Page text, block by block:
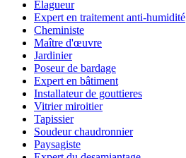
Élagueur
Expert en traitement anti-humidité
Cheministe
Maître d'œuvre
Jardinier
Poseur de bardage
Expert en bâtiment
Installateur de gouttieres
Vitrier miroitier
Tapissier
Soudeur chaudronnier
Paysagiste